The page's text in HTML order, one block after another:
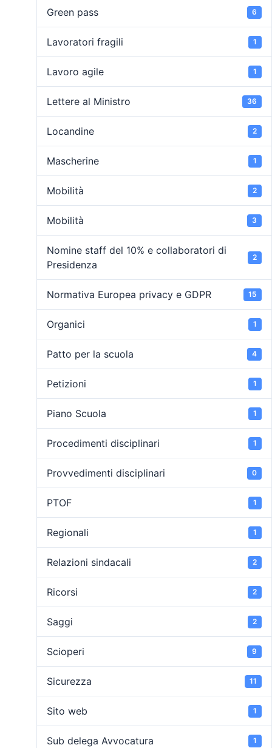
Green pass 6
Lavoratori fragili 1
Lavoro agile 1
Lettere al Ministro 36
Locandine 2
Mascherine 1
Mobilità 2
Mobilità 3
Nomine staff del 10% e collaboratori di
Presidenza
2
Normativa Europea privacy e GDPR 15
Organici 1
Patto per la scuola 4
Petizioni 1
Piano Scuola 1
Procedimenti disciplinari 1
Provvedimenti disciplinari 0
PTOF 1
Regionali 1
Relazioni sindacali 2
Ricorsi 2
Saggi 2
Scioperi 9
Sicurezza 11
Sito web 1
Sub delega Avvocatura 1